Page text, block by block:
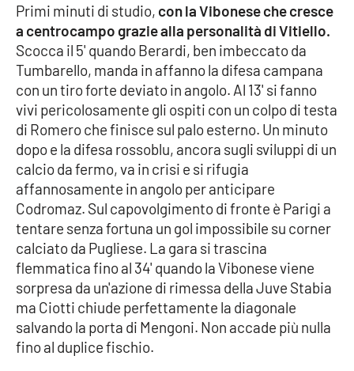
LaC Network
LaC OnAir
EDIZIONI
LOCALI
Catanzaro
Crotone
Vibo Valentia
Reggio Calabria
Cosenza
Lamezia Terme
Primi minuti di studio, con la Vibonese che cresce
a centrocampo grazie alla personalità di Vitiello.
Scocca il 5' quando Berardi, ben imbeccato da
Tumbarello, manda in affanno la difesa campana
con un tiro forte deviato in angolo. Al 13' si fanno
vivi pericolosamente gli ospiti con un colpo di testa
di Romero che finisce sul palo esterno. Un minuto
dopo e la difesa rossoblu, ancora sugli sviluppi di un
calcio da fermo, va in crisi e si rifugia
affannosamente in angolo per anticipare
Codromaz. Sul capovolgimento di fronte è Parigi a
tentare senza fortuna un gol impossibile su corner
calciato da Pugliese. La gara si trascina
flemmatica fino al 34' quando la Vibonese viene
sorpresa da un'azione di rimessa della Juve Stabia
ma Ciotti chiude perfettamente la diagonale
salvando la porta di Mengoni. Non accade più nulla
fino al duplice fischio.